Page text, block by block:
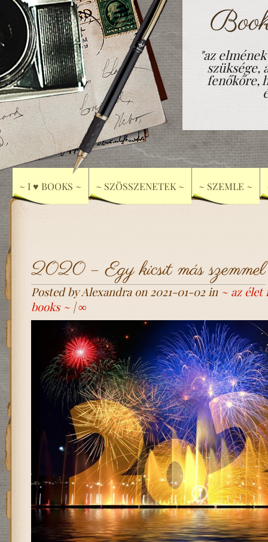
"az
szüksége,
fenőkőre,
~ I ♥ BOOKS ~ ~ SZÖSSZENETEK ~ ~ SZEMLE ~
2020 – Egy kicsit más szemmel
Posted by Alexandra on 2021-01-02 in ~ az élet
books ~|∞